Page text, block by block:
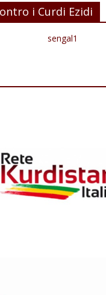
i Curdi Ezidi